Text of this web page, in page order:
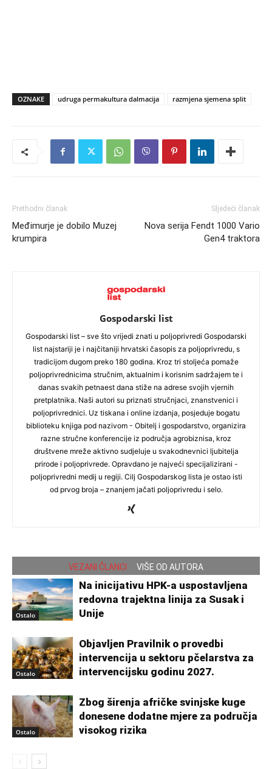
OZNAKE udruga permakultura dalmacija razmjena sjemena split
Prethodni članak
Međimurje je dobilo Muzej
krumpira
Sljedeći članak
Nova serija Fendt 1000 Vario
Gen4 traktora
Gospodarski list
Gospodarski list – sve što vrijedi znati u poljoprivredi Gospodarski
list najstariji je i najčitaniji hrvatski časopis za poljoprivredu, s
tradicijom dugom preko 180 godina. Kroz tri stoljeća pomaže
poljoprivrednicima stručnim, aktualnim i korisnim sadržajem te i
danas svakih petnaest dana stiže na adrese svojih vjernih
pretplatnika. Naši autori su priznati stručnjaci, znanstvenici i
poljoprivrednici. Uz tiskana i online izdanja, posjeduje bogatu
biblioteku knjiga pod nazivom - Obitelj i gospodarstvo, organizira
razne stručne konferencije iz područja agrobiznisa, kroz
društvene mreže aktivno sudjeluje u svakodnevnici ljubitelja
prirode i poljoprivrede. Opravdano je najveći specijalizirani -
poljoprivredni medij u regiji. Cilj Gospodarskog lista je ostao isti
od prvog broja – znanjem jačati poljoprivredu i selo.
VEZANI ČLANCI VIŠE OD AUTORA
Ostalo
Na inicijativu HPK-a uspostavljena
redovna trajektna linija za Susak i
Unije
Ostalo
Objavljen Pravilnik o provedbi
intervencija u sektoru pčelarstva za
intervencijsku godinu 2027.
Ostalo
Zbog širenja afričke svinjske kuge
donesene dodatne mjere za područja
visokog rizika